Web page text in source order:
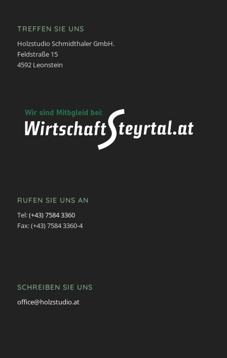
TREFFEN SIE UNS
Holzstudio Schmidthaler GmbH.
Feldstraße 15
4592 Leonstein
RUFEN SIE UNS AN
Tel:(+43) 7584 3360
Fax: (+43) 7584 3360-4
SCHREIBEN SIE UNS
office@holzstudio.at